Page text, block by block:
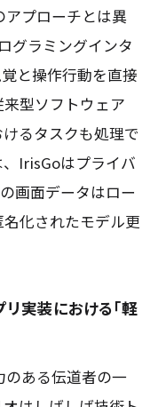
プローチとは異
グラミングインタ
と操作行動を直接
型ソフトウェア
けるタスクも処理で
IrisGoはプライバ
画面データはロー
化されたモデル更
実装における「軽
ある伝道者の一